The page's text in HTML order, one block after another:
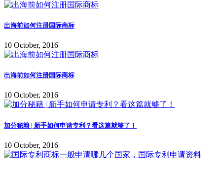
出海前如何注册国际商标
10 October, 2016
出海前如何注册国际商标
10 October, 2016
加分秘籍 | 新手如何申请专利？看这篇就够了！
10 October, 2016